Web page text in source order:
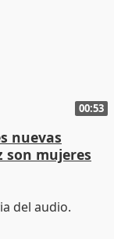
00:53
nuevas
son mujeres